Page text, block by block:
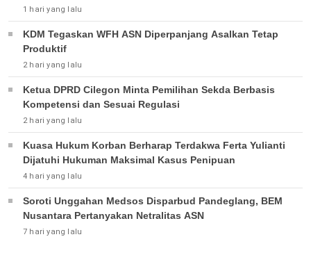
1 hari yang lalu
KDM Tegaskan WFH ASN Diperpanjang Asalkan Tetap
Produktif
2 hari yang lalu
Ketua DPRD Cilegon Minta Pemilihan Sekda Berbasis
Kompetensi dan Sesuai Regulasi
2 hari yang lalu
Kuasa Hukum Korban Berharap Terdakwa Ferta Yulianti
Dijatuhi Hukuman Maksimal Kasus Penipuan
4 hari yang lalu
Soroti Unggahan Medsos Disparbud Pandeglang, BEM
Nusantara Pertanyakan Netralitas ASN
7 hari yang lalu